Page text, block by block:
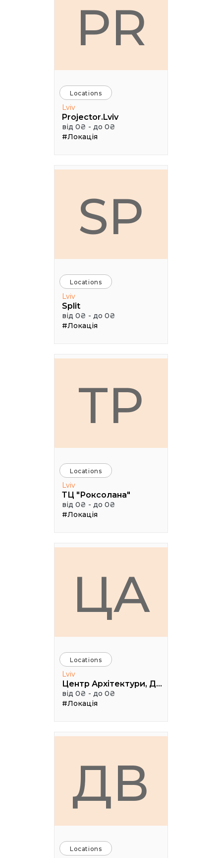
PR
Locations
Lviv
Projector.Lviv
від 0₴ - до 0₴
#Локація
SP
Locations
Lviv
Split
від 0₴ - до 0₴
#Локація
ТР
Locations
Lviv
ТЦ "Роксолана"
від 0₴ - до 0₴
#Локація
ЦА
Locations
Lviv
Центр Архітектури, Дизайну та Урбаністики Порохова ВЕЖА
від 0₴ - до 0₴
#Локація
ДВ
Locations